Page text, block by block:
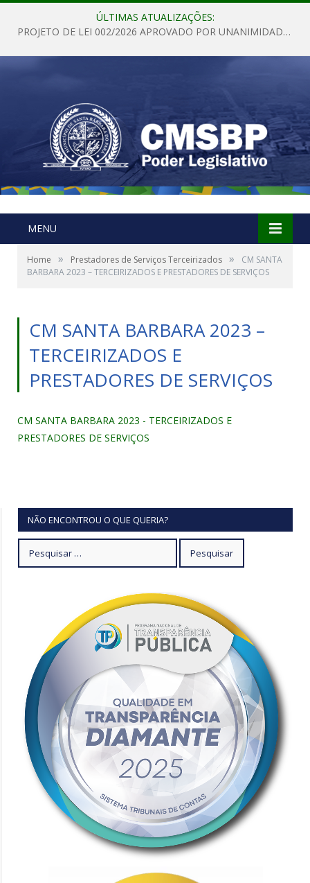
ÚLTIMAS ATUALIZAÇÕES:
PROJETO DE LEI 002/2026 APROVADO POR UNANIMIDADE EM SESSÃO ORDINÁRIA NESTA QUINTA – FEIRA 28 DE MAIO DE 2026
MENU
Home » Prestadores de Serviços Terceirizados »
CM SANTA
BARBARA 2023 – TERCEIRIZADOS E PRESTADORES DE SERVIÇOS
CM SANTA BARBARA 2023 –
TERCEIRIZADOS E
PRESTADORES DE SERVIÇOS
CM SANTA BARBARA 2023 - TERCEIRIZADOS E
PRESTADORES DE SERVIÇOS
NÃO ENCONTROU O QUE QUERIA?